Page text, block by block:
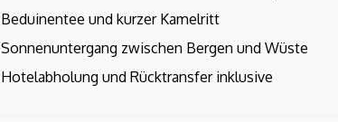
Beduinentee und kurzer Kamelritt
Sonnenuntergang zwischen Bergen und Wüste
Hotelabholung und Rücktransfer inklusive